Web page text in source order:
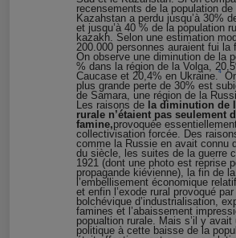
recensements de la population
Kazahstan a perdu jusqu’à 30%
et jusqu’à 40 % de la population ru
kazakh. Selon une estimation
200.000 personnes auraient fui la
On observe une diminution de la
% dans la région de la Volga,
Caucase et 20,4% en Ukraine.4
plus grande perte de 30% est
de Samara, une région de la
Les raisons de la diminution de
rurale n’étaient pas seulement
famine,provoquée
collectivisation forcée. Des
comme la Russie en avait connu
du siècle, les suites de la guerre
1921 (dont une photo est reprise
propagande kiévienne), la fin de
l’embellisement économique
et enfin l’exode rural provoqué
bolchévique d’industrialisation,
famines et l’abaissement
popualtion rurale. Mais s’il y avait
politique à cette baisse de la